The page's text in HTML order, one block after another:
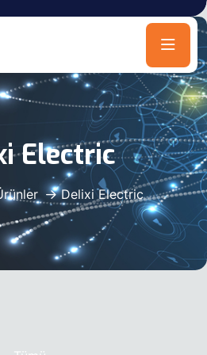
Electric
Delixi Electric